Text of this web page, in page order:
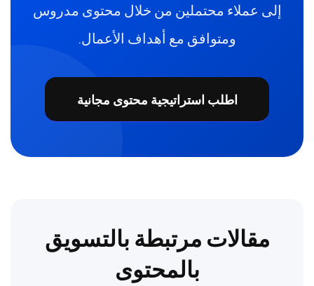
إلى عملاء محتملين من خلال محتوى مدروس
ومتوافق مع أهداف الأعمال.
اطلب استراتيجية محتوى مجانية
مقالات مرتبطة بالتسويق
بالمحتوى